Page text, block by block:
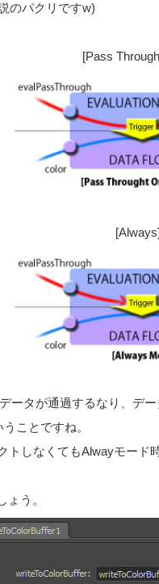
のパクリですw)
[Pass
[Always]
ータが通過するなり、デ
ことですね。
トしなくてもAlwayモード
う。